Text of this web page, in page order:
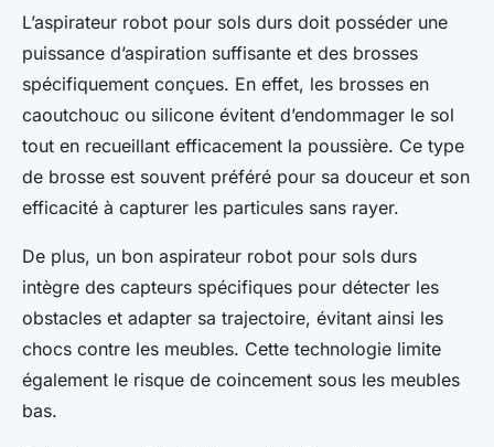
L’aspirateur robot pour sols durs doit posséder une
puissance d’aspiration suffisante et des brosses
spécifiquement conçues. En effet, les brosses en
caoutchouc ou silicone évitent d’endommager le sol
tout en recueillant efficacement la poussière. Ce type
de brosse est souvent préféré pour sa douceur et son
efficacité à capturer les particules sans rayer.
De plus, un bon aspirateur robot pour sols durs
intègre des capteurs spécifiques pour détecter les
obstacles et adapter sa trajectoire, évitant ainsi les
chocs contre les meubles. Cette technologie limite
également le risque de coincement sous les meubles
bas.